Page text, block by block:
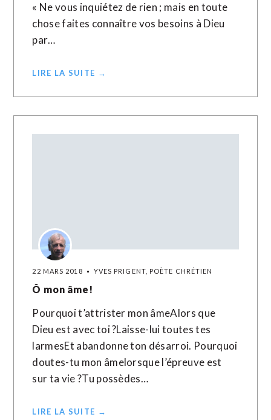
« Ne vous inquiétez de rien ; mais en toute
chose faites connaître vos besoins à Dieu
par…
LIRE LA SUITE →
22 MARS 2018 YVES PRIGENT, POÈTE CHRÉTIEN
Ô mon âme!
Pourquoi t’attrister mon âmeAlors que
Dieu est avec toi ?Laisse-lui toutes tes
larmesEt abandonne ton désarroi. Pourquoi
doutes-tu mon âmelorsque l’épreuve est
sur ta vie ?Tu possèdes…
LIRE LA SUITE →